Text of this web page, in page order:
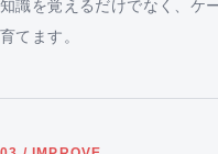
知識を覚えるだけでなく、ケ
育てます。